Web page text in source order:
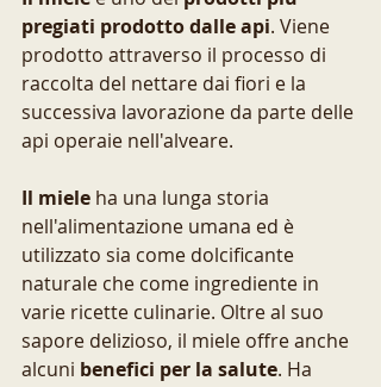
pregiati prodotto dalle api. Viene
prodotto attraverso il processo di
raccolta del nettare dai fiori e la
successiva lavorazione da parte delle
api operaie nell'alveare.
Il miele ha una lunga storia
nell'alimentazione umana ed è
utilizzato sia come dolcificante
naturale che come ingrediente in
varie ricette culinarie. Oltre al suo
sapore delizioso, il miele offre anche
alcuni benefici per la salute. Ha